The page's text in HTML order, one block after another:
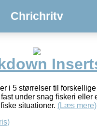
Chrichritv
i 5 størrelser til
fast under snag fiskeri eller
situationer. (Læs mere)